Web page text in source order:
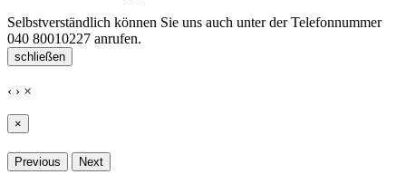
Selbstverständlich können Sie uns auch unter der Telefonnummer
040 80010227 anrufen.
schließen
‹ › ×
×
Previous Next